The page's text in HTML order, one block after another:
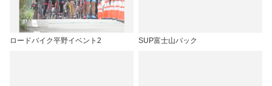
ロードバイク平野イベント2 SUP富士山バック